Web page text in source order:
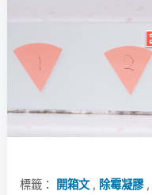
標籤： 開箱文, 除霉凝膠,